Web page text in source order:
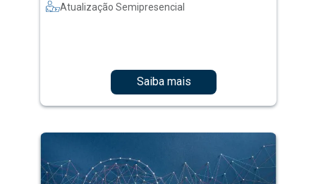
Atualização Semipresencial
Saiba mais